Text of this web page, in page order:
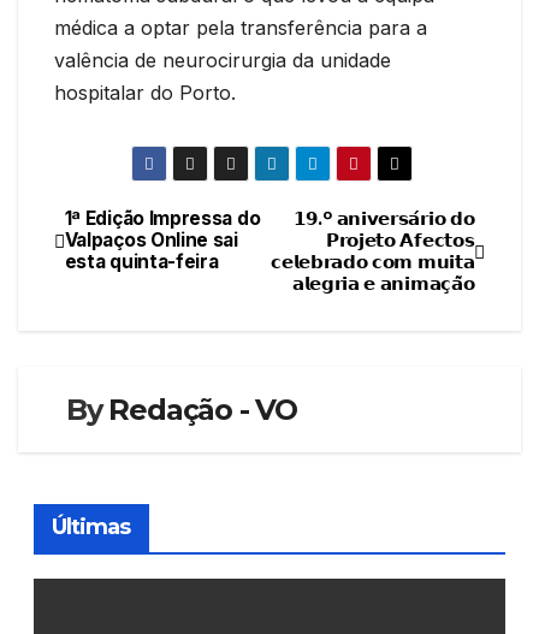
médica a optar pela transferência para a
valência de neurocirurgia da unidade
hospitalar do Porto.
Navegação
de
𝟭𝟵.º 𝗮𝗻𝗶𝘃𝗲𝗿𝘀𝗮́𝗿𝗶𝗼 𝗱𝗼
𝗣𝗿𝗼𝗷𝗲𝘁𝗼 𝗔𝗳𝗲𝗰𝘁𝗼𝘀
𝗰𝗲𝗹𝗲𝗯𝗿𝗮𝗱𝗼 𝗰𝗼𝗺 𝗺𝘂𝗶𝘁𝗮
𝗮𝗹𝗲𝗴𝗿𝗶𝗮 𝗲 𝗮𝗻𝗶𝗺𝗮𝗰̧𝗮̃𝗼
1ª Edição Impressa do
Valpaços Online sai
esta quinta-feira
ByRedação - VO
Últimas